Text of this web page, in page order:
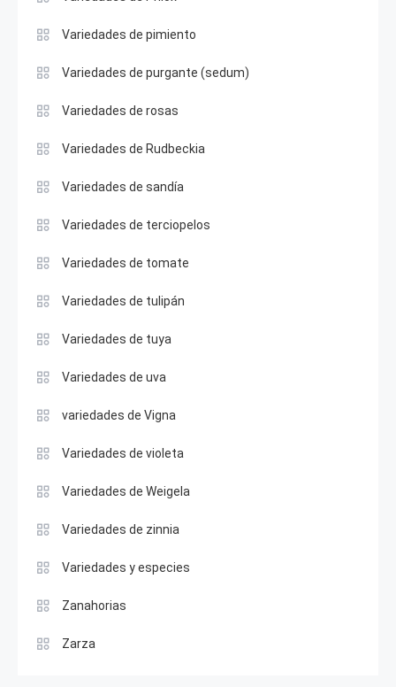
Variedades de pimiento
Variedades de purgante (sedum)
Variedades de rosas
Variedades de Rudbeckia
Variedades de sandía
Variedades de terciopelos
Variedades de tomate
Variedades de tulipán
Variedades de tuya
Variedades de uva
variedades de Vigna
Variedades de violeta
Variedades de Weigela
Variedades de zinnia
Variedades y especies
Zanahorias
Zarza